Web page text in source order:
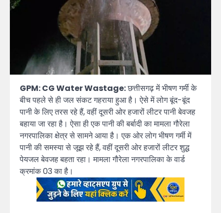
GPM: CG Water Wastage:छत्तीसगढ़ में भीषण गर्मी के
बीच पहले से ही जल संकट गहराया हुआ है। ऐसे में लोग बूंद-बूंद
पानी के लिए तरस रहे हैं, वहीं दूसरी ओर हजारों लीटर पानी बेवजह
बहाया जा रहा है। ऐसा ही एक पानी की बर्बादी का मामला गौरेला
नगरपालिका क्षेत्र से सामने आया है। एक ओर लोग भीषण गर्मी में
पानी की समस्या से जूझ रहे हैं, वहीं दूसरी ओर हजारों लीटर शुद्ध
पेयजल बेवजह बहता रहा। मामला गौरेला नगरपालिका के वार्ड
क्रमांक 03 का है।